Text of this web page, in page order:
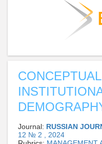
Journal: RUSSIAN
12 № 2 , 2024